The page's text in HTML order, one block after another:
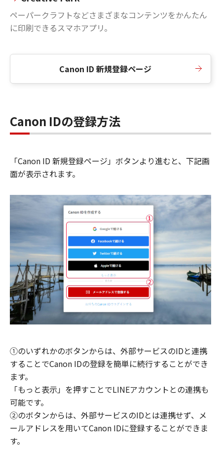
ペーパークラフトなどさまざまなコンテンツをかんたん
に印刷できるスマホアプリ。
Canon ID 新規登録ページ
Canon IDの登録方法
「Canon ID 新規登録ページ」ボタンより進むと、下記画
面が表示されます。
①のいずれかのボタンからは、外部サービスのIDと連携
することでCanon IDの登録を簡単に続行することができ
ます。
「もっと表示」を押すことでLINEアカウントとの連携も
可能です。
②のボタンからは、外部サービスのIDとは連携せず、メ
ールアドレスを用いてCanon IDに登録することができま
す。